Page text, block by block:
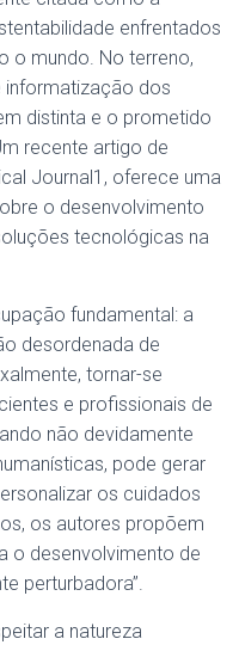
enfrentados
o mundo. No terreno,
informatização dos
distinta e o prometido
recente artigo de
Journal1, oferece uma
o desenvolvimento
tecnológicas na
fundamental: a
desordenada de
tornar-se
e profissionais de
não devidamente
pode gerar
os cuidados
os autores propõem
o desenvolvimento de
perturbadora”.
a natureza